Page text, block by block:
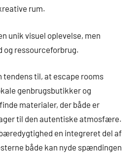
rum.
unik visuel oplevelse, men
og ressourceforbrug.
tendens til, at escape rooms
genbrugsbutikker og
materialer, der både er
til den autentiske atmosfære.
en integreret del af
både kan nyde spændingen